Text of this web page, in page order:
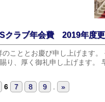
クラブ年会費 2019年度
こととお慶び申し上げます。
り、厚く御礼申し上げます。
6 7 8 9 »